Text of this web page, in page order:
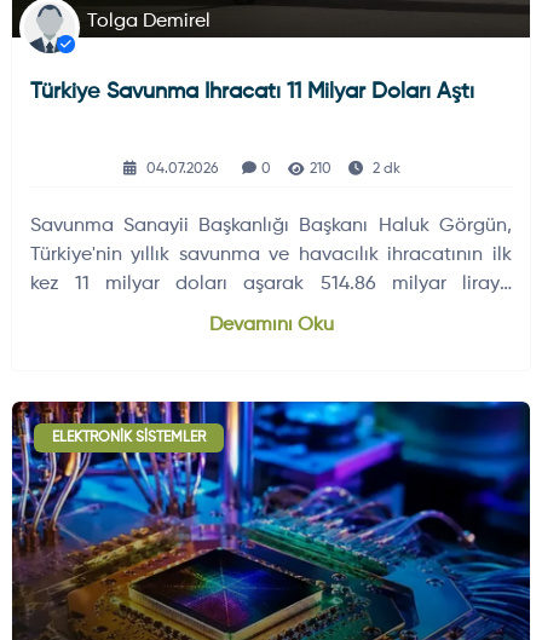
Tolga Demirel
Türkiye Savunma Ihracatı 11 Milyar Doları Aştı
04.07.2026 0 210 2 dk
Savunma Sanayii Başkanlığı Başkanı Haluk Görgün,
Türkiye'nin yıllık savunma ve havacılık ihracatının ilk
kez 11 milyar doları aşarak 514.86 milyar liraya
Devamını Oku
ELEKTRONIK SISTEMLER